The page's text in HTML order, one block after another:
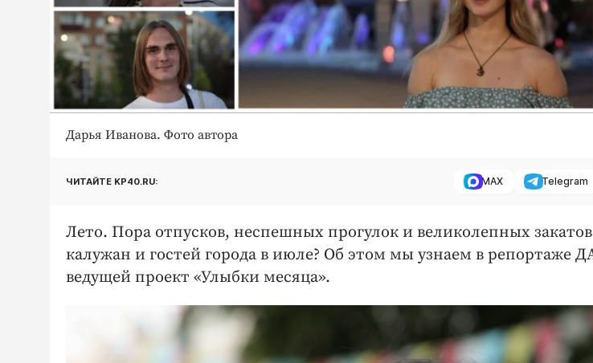
Дарья Иванова. Фото автора
ЧИТАЙТЕ KP40.RU: MAX Telegram
Лето. Пора отпусков, неспешных прогулок и великолепных
калужан и гостей города в июле? Об этом мы узнаем в
ведущей проект «Улыбки месяца».